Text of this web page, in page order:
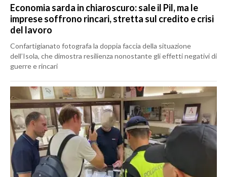
Economia sarda in chiaroscuro: sale il Pil, ma le
imprese soffrono rincari, stretta sul credito e crisi
del lavoro
Confartigianato fotografa la doppia faccia della situazione
dell’Isola, che dimostra resilienza nonostante gli effetti negativi di
guerre e rincari